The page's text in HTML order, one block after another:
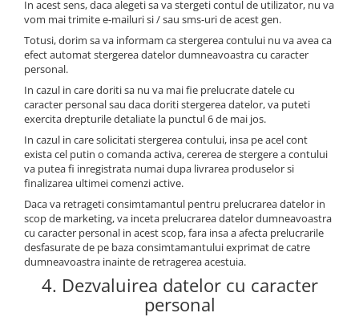
In acest sens, daca alegeti sa va stergeti contul de utilizator, nu va
vom mai trimite e-mailuri si / sau sms-uri de acest gen.
Totusi, dorim sa va informam ca stergerea contului nu va avea ca
efect automat stergerea datelor dumneavoastra cu caracter
personal.
In cazul in care doriti sa nu va mai fie prelucrate datele cu
caracter personal sau daca doriti stergerea datelor, va puteti
exercita drepturile detaliate la punctul 6 de mai jos.
In cazul in care solicitati stergerea contului, insa pe acel cont
exista cel putin o comanda activa, cererea de stergere a contului
va putea fi inregistrata numai dupa livrarea produselor si
finalizarea ultimei comenzi active.
Daca va retrageti consimtamantul pentru prelucrarea datelor in
scop de marketing, va inceta prelucrarea datelor dumneavoastra
cu caracter personal in acest scop, fara insa a afecta prelucrarile
desfasurate de pe baza consimtamantului exprimat de catre
dumneavoastra inainte de retragerea acestuia.
4. Dezvaluirea datelor cu caracter
personal